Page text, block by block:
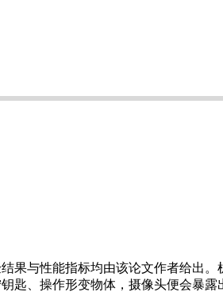
果与性能指标均由该论文作者给出
、操作形变物体，摄像头便会暴